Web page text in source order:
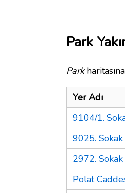
Park
Park
Yer Adı
9104/1.
9025. Sokak
2972. Sokak
Polat